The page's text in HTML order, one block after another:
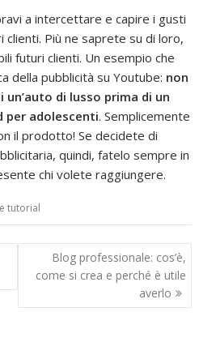
a intercettare e capire i gusti
Più ne saprete su di loro,
futuri clienti. Un esempio che
della pubblicità su Youtube: non
di lusso prima di un
per adolescenti. Semplicemente
il prodotto! Se decidete di
quindi, fatelo sempre in
chi volete raggiungere.
tutorial
Blog professionale: cos’è,
come si crea e perché è utile
averlo